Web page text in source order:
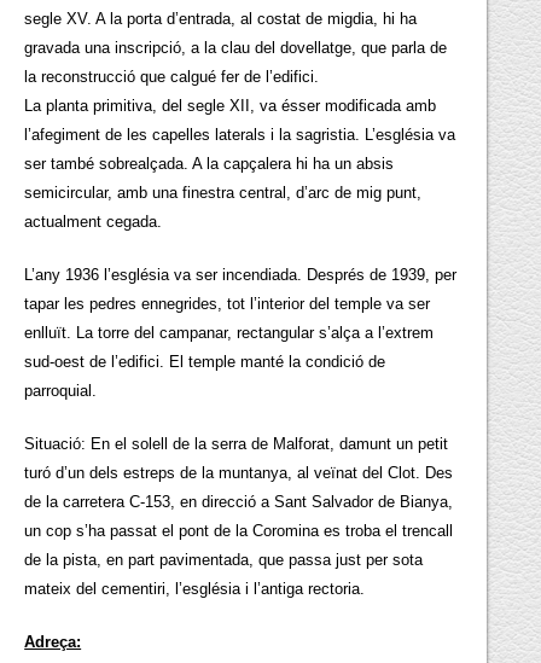
segle XV. A la porta d’entrada, al costat de migdia, hi ha
gravada una inscripció, a la clau del dovellatge, que parla de
la reconstrucció que calgué fer de l’edifici.
La planta primitiva, del segle XII, va ésser modificada amb
l’afegiment de les capelles laterals i la sagristia. L’església va
ser també sobrealçada. A la capçalera hi ha un absis
semicircular, amb una finestra central, d’arc de mig punt,
actualment cegada.
L’any 1936 l’església va ser incendiada. Després de 1939, per
tapar les pedres ennegrides, tot l’interior del temple va ser
enlluït. La torre del campanar, rectangular s’alça a l’extrem
sud-oest de l’edifici. El temple manté la condició de
parroquial.
Situació: En el solell de la serra de Malforat, damunt un petit
turó d’un dels estreps de la muntanya, al veïnat del Clot. Des
de la carretera C-153, en direcció a Sant Salvador de Bianya,
un cop s’ha passat el pont de la Coromina es troba el trencall
de la pista, en part pavimentada, que passa just per sota
mateix del cementiri, l’església i l’antiga rectoria.
Adreça: